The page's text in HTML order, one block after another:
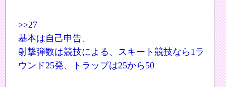
>>27
基本は自己申告、
射撃弾数は競技による、スキート競技なら1ラ
ウンド25発、トラップは25から50